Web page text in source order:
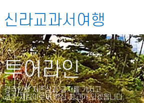
신라교과서여행
투어라인
경주인의 자존심과 긍지를 가지고
경주 지킴이로써 항상 최고가 되겠읍니다.